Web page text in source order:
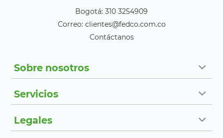
Bogotá: 310 3254909
Correo: clientes@fedco.com.co
Contáctanos
Sobre nosotros
Servicios
Legales